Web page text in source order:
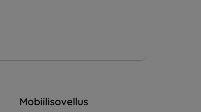
Mobiilisovellus